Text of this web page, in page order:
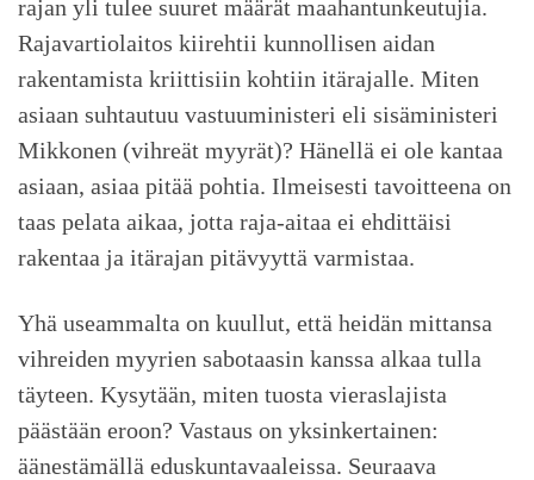
rajan yli tulee suuret määrät maahantunkeutujia.
Rajavartiolaitos kiirehtii kunnollisen aidan
rakentamista kriittisiin kohtiin itärajalle. Miten
asiaan suhtautuu vastuuministeri eli sisäministeri
Mikkonen (vihreät myyrät)? Hänellä ei ole kantaa
asiaan, asiaa pitää pohtia. Ilmeisesti tavoitteena on
taas pelata aikaa, jotta raja-aitaa ei ehdittäisi
rakentaa ja itärajan pitävyyttä varmistaa.
Yhä useammalta on kuullut, että heidän mittansa
vihreiden myyrien sabotaasin kanssa alkaa tulla
täyteen. Kysytään, miten tuosta vieraslajista
päästään eroon? Vastaus on yksinkertainen:
äänestämällä eduskuntavaaleissa. Seuraava